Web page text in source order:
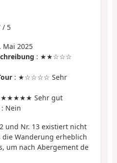
/ 5
Mai 2025
: ★★☆☆☆
: ★☆☆☆☆ Sehr
★★★★★ Sehr gut
: Nein
und Nr. 13 existiert nicht
die Wanderung erheblich
um nach Abergement de